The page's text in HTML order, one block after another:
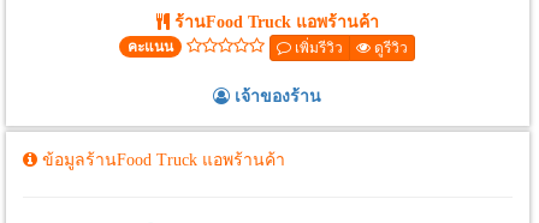
ร้านFood Truck แอพร้านค้า
คะแนน เพิ่มรีวิว ดูรีวิว
เจ้าของร้าน
ข้อมูลร้านFood Truck แอพร้านค้า